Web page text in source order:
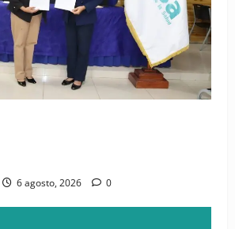
6 agosto, 2026 0